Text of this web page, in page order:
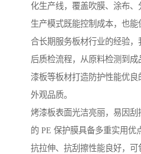
化生产线，覆盖吹膜、涂布
生产模式既能控制成本，也
合长期服务板材行业的经验
后质检流程，从原料检测到
漆板等板材打造防护性能优
外观品质。
烤漆板表面光洁亮丽，易因刮
的 PE 保护膜具备多重实用优
抗拉伸、抗刮擦性能良好，